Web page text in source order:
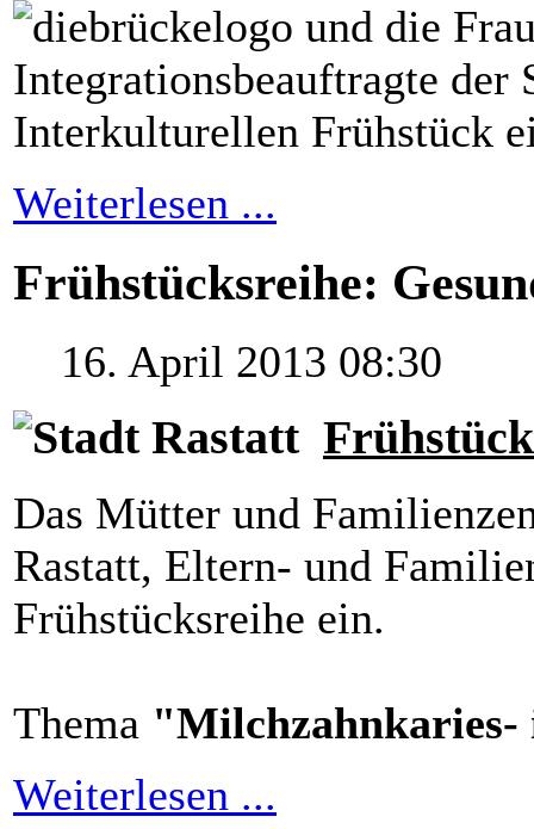
und die
Integrationsbeauftragte der
Interkulturellen Frühstück
Weiterlesen ...
Frühstücksreihe:
16. April 2013 08:30
Das Mütter und
Rastatt, Eltern- und
Frühstücksreihe ein.
Thema "Milchzahnkaries-
Weiterlesen ...